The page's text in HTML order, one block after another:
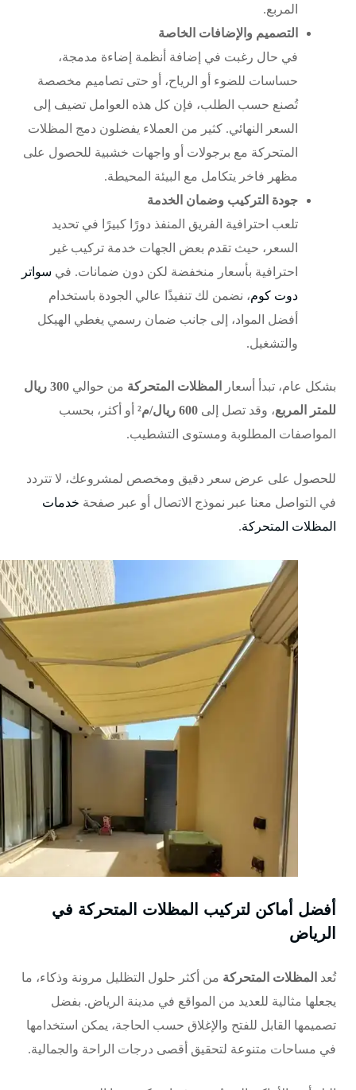
المربع.
التصميم والإضافات الخاصة
في حال رغبت في إضافة أنظمة إضاءة مدمجة،
حساسات للضوء أو الرياح، أو حتى تصاميم مخصصة
تُصنع حسب الطلب، فإن كل هذه العوامل تضيف إلى
السعر النهائي. كثير من العملاء يفضلون دمج المظلات
المتحركة مع برجولات أو واجهات خشبية للحصول على
مظهر فاخر يتكامل مع البيئة المحيطة.
جودة التركيب وضمان الخدمة
تلعب احترافية الفريق المنفذ دورًا كبيرًا في تحديد
السعر، حيث تقدم بعض الجهات خدمة تركيب غير
احترافية بأسعار منخفضة لكن دون ضمانات. في سواتر
دوت كوم، نضمن لك تنفيذًا عالي الجودة باستخدام
أفضل المواد، إلى جانب ضمان رسمي يغطي الهيكل
والتشغيل.
بشكل عام، تبدأ أسعار المظلات المتحركة من حوالي
300 ريال
للمتر المربع، وقد تصل إلى 600 ريال/م²
أو أكثر، بحسب
المواصفات المطلوبة ومستوى التشطيب.
للحصول على عرض سعر دقيق ومخصص لمشروعك، لا تتردد
في التواصل معنا عبر نموذج الاتصال أو عبر صفحة خدمات
المظلات المتحركة.
أفضل أماكن لتركيب المظلات المتحركة في
الرياض
تُعد المظلات المتحركة من أكثر حلول التظليل مرونة وذكاء، ما
يجعلها مثالية للعديد من المواقع في مدينة الرياض. بفضل
تصميمها القابل للفتح والإغلاق حسب الحاجة، يمكن استخدامها
في مساحات متنوعة لتحقيق أقصى درجات الراحة والجمالية.